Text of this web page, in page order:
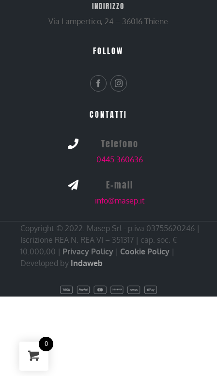
INDIRIZZO
Via Lampertico, 24 – 36016 Thiene
FOLLOW
CONTATTI
 Telefono
0445 360636
 E-mail
info@masep.it
Copyright © 2022. Masep Srl - p.iva 03755620246 |
Iscrizione REA N. REA VI – 351317 | cap. soc. €
10.000,00 | Privacy Policy | Cookie Policy |
Developed by Indaweb
0